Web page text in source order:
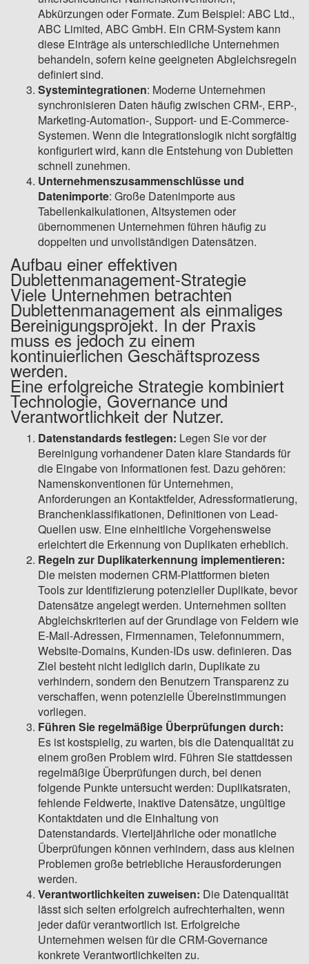
Abkürzungen oder Formate. Zum Beispiel: ABC Ltd.,
ABC Limited, ABC GmbH. Ein CRM-System kann
diese Einträge als unterschiedliche Unternehmen
behandeln, sofern keine geeigneten Abgleichsregeln
definiert sind.
Systemintegrationen: Moderne Unternehmen
synchronisieren Daten häufig zwischen CRM-, ERP-,
Marketing-Automation-, Support- und E-Commerce-
Systemen. Wenn die Integrationslogik nicht sorgfältig
konfiguriert wird, kann die Entstehung von Dubletten
schnell zunehmen.
Unternehmenszusammenschlüsse und
Datenimporte: Große Datenimporte aus
Tabellenkalkulationen, Altsystemen oder
übernommenen Unternehmen führen häufig zu
doppelten und unvollständigen Datensätzen.
Aufbau einer effektiven
Dublettenmanagement-Strategie
Viele Unternehmen betrachten
Dublettenmanagement als einmaliges
Bereinigungsprojekt. In der Praxis
muss es jedoch zu einem
kontinuierlichen Geschäftsprozess
werden.
Eine erfolgreiche Strategie kombiniert
Technologie, Governance und
Verantwortlichkeit der Nutzer.
Datenstandards festlegen: Legen Sie vor der
Bereinigung vorhandener Daten klare Standards für
die Eingabe von Informationen fest. Dazu gehören:
Namenskonventionen für Unternehmen,
Anforderungen an Kontaktfelder, Adressformatierung,
Branchenklassifikationen, Definitionen von Lead-
Quellen usw. Eine einheitliche Vorgehensweise
erleichtert die Erkennung von Duplikaten erheblich.
Regeln zur Duplikaterkennung implementieren:
Die meisten modernen CRM-Plattformen bieten
Tools zur Identifizierung potenzieller Duplikate, bevor
Datensätze angelegt werden. Unternehmen sollten
Abgleichskriterien auf der Grundlage von Feldern wie
E-Mail-Adressen, Firmennamen, Telefonnummern,
Website-Domains, Kunden-IDs usw. definieren. Das
Ziel besteht nicht lediglich darin, Duplikate zu
verhindern, sondern den Benutzern Transparenz zu
verschaffen, wenn potenzielle Übereinstimmungen
vorliegen.
Führen Sie regelmäßige Überprüfungen durch:
Es ist kostspielig, zu warten, bis die Datenqualität zu
einem großen Problem wird. Führen Sie stattdessen
regelmäßige Überprüfungen durch, bei denen
folgende Punkte untersucht werden: Duplikatsraten,
fehlende Feldwerte, inaktive Datensätze, ungültige
Kontaktdaten und die Einhaltung von
Datenstandards. Vierteljährliche oder monatliche
Überprüfungen können verhindern, dass aus kleinen
Problemen große betriebliche Herausforderungen
werden.
Verantwortlichkeiten zuweisen: Die Datenqualität
lässt sich selten erfolgreich aufrechterhalten, wenn
jeder dafür verantwortlich ist. Erfolgreiche
Unternehmen weisen für die CRM-Governance
konkrete Verantwortlichkeiten zu.